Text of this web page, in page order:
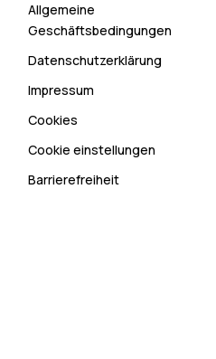
Allgemeine
Geschäftsbedingungen
Datenschutzerklärung
Impressum
Cookies
Cookie einstellungen
Barrierefreiheit